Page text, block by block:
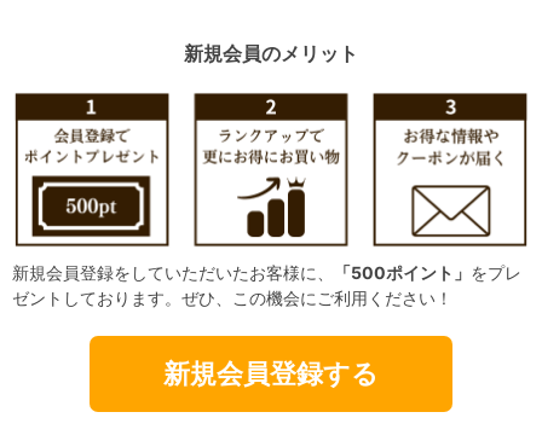
新規会員のメリット
新規会員登録をしていただいたお客様に、 「500ポイント」 をプレ
ゼントしております。ぜひ、この機会にご利用ください！
新規会員登録する